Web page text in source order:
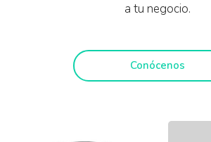
a tu negocio.
Conócenos